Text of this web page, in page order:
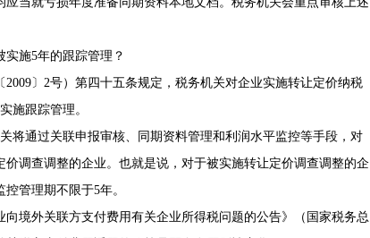
施5年的跟踪管理？
〕2号）第四十五条规定，税务机关对企业实施转让定价纳税
施跟踪管理。
通过关联申报审核、同期资料管理和利润水平监控等手段，对
调查调整的企业。也就是说，对于被实施转让定价调查调整的企
管理期不限于5年。
外关联方支付费用有关企业所得税问题的公告》（国家税务总